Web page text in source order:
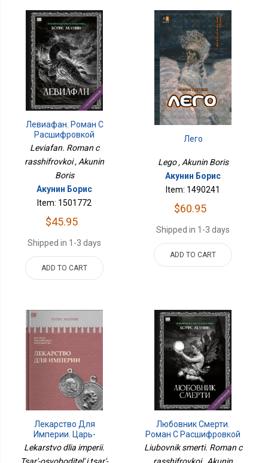
Левиафан. Роман С
Расшифровкой
Leviafan. Roman c
rasshifrovkoi , Akunin
Boris
Акунин Борис
Item: 1501772
$45.95
Shipped in 1-3 days
ADD TO CART
Лего
Lego , Akunin Boris
Акунин Борис
Item: 1490241
$60.95
Shipped in 1-3 days
ADD TO CART
Лекарство Для
Империи. Царь-
Освободитель И Царь-
Миротворец. ИСТОРИЯ
Lekarstvo dlia imperii.
Любовник Смерти.
Роман С Расшифровкой
Liubovnik smerti. Roman c